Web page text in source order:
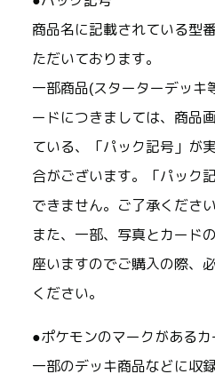
商品名に記載されている型
ただいております。
一部商品(スターターデッキ
ードにつきましては、商品
ている、「パック記号」が
合がございます。「パック
できません。ご了承ください
また、一部、写真とカード
座いますのでご購入の際、
ください。
●ポケモンのマークがあるカ
一部のデッキ商品などに収